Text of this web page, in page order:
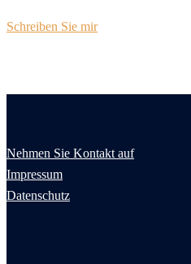
Schreiben Sie mir
Nehmen Sie Kontakt auf
Impressum
Datenschutz